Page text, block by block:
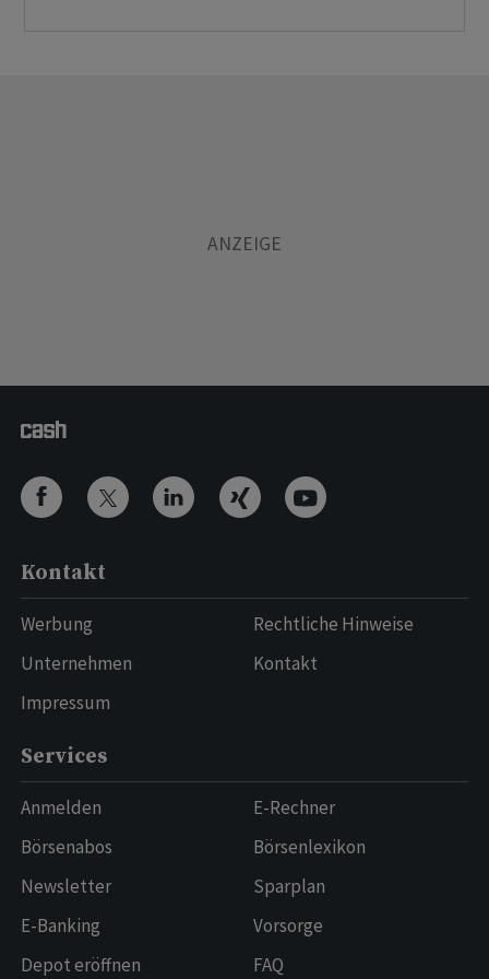
Kontakt
Werbung
Unternehmen
Impressum
Rechtliche Hinweise
Kontakt
Services
Anmelden
Börsenabos
Newsletter
E-Banking
Depot eröffnen
E-Rechner
Börsenlexikon
Sparplan
Vorsorge
FAQ